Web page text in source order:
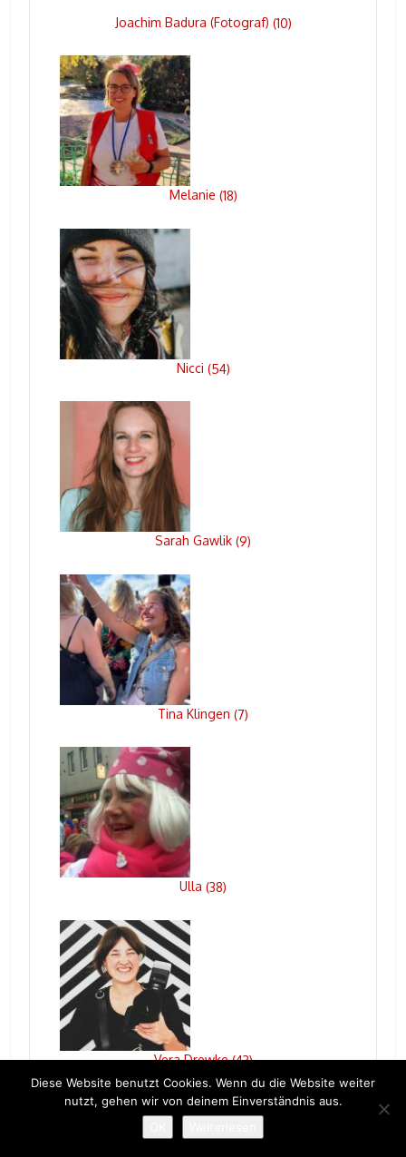
Joachim Badura (Fotograf) (10)
Melanie (18)
Nicci (54)
Sarah Gawlik (9)
Tina Klingen (7)
Ulla (38)
Vera Drewke(43)
Diese Website benutzt Cookies. Wenn du die Website weiter
nutzt, gehen wir von deinem Einverständnis aus.